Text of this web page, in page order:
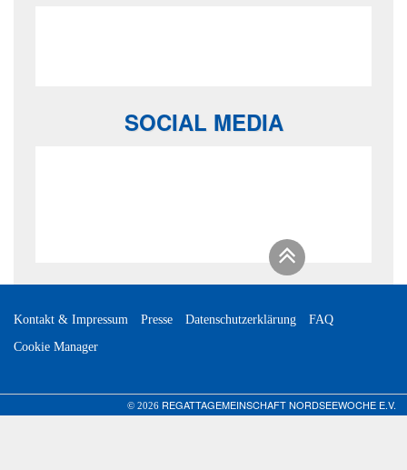
SOCIAL MEDIA
Kontakt & Impressum Presse Datenschutzerklärung
FAQ
Cookie Manager
© 2026 REGATTAGEMEINSCHAFT NORDSEEWOCHE E.V.